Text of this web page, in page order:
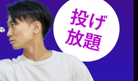
投げ
放題